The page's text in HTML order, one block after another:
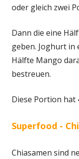
oder gleich zwei
Dann die eine
geben. Joghurt in
Hälfte Mango
bestreuen.
Diese Portion hat
Superfood -
Chiasamen sind